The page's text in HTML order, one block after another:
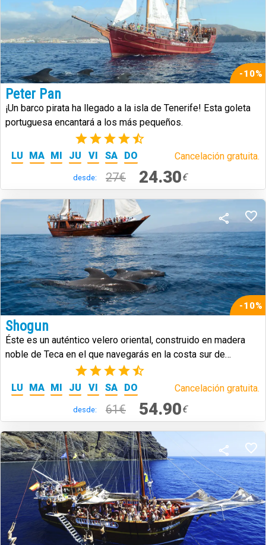
-10%
Peter Pan
¡Un barco pirata ha llegado a la isla de Tenerife! Esta goleta
portuguesa encantará a los más pequeños.
(13)
LU MA MI JU VI SA DO Cancelación gratuita.
desde: 27€ 24.30€
-10%
Shogun
Éste es un auténtico velero oriental, construido en madera
noble de Teca en el que navegarás en la costa sur de
(9)
LU MA MI JU VI SA DO Cancelación gratuita.
desde: 61€ 54.90€